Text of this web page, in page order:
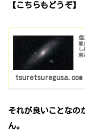
【こちらもどうぞ】
夏
意
tsuretsuregusa.com
それが良いことなの
ん。